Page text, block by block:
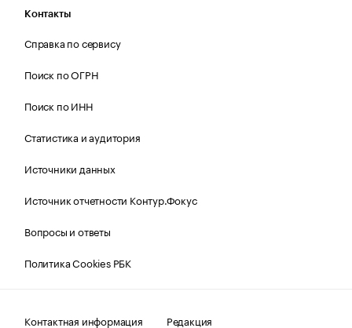
Контакты
Справка по сервису
Поиск по ОГРН
Поиск по ИНН
Статистика и аудитория
Источники данных
Источник отчетности Контур.Фокус
Вопросы и ответы
Политика Cookies РБК
Контактная информация Редакция